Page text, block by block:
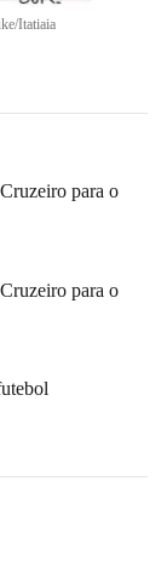
Itatiaia
para o
para o